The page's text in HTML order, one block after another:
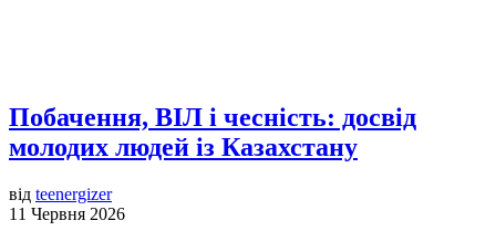
Побачення, ВІЛ і чесність: досвід
молодих людей із Казахстану
від teenergizer
11 Червня 2026